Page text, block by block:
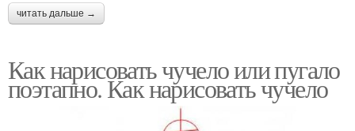
читать дальше →
Как нарисовать чучело или пугало
поэтапно. Как нарисовать чучело